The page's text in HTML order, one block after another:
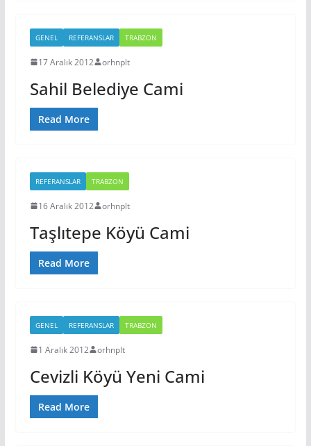
GENEL REFERANSLAR TRABZON
17 Aralık 2012 orhnplt
Sahil Belediye Cami
Read More
REFERANSLAR TRABZON
16 Aralık 2012 orhnplt
Taşlıtepe Köyü Cami
Read More
GENEL REFERANSLAR TRABZON
1 Aralık 2012 orhnplt
Cevizli Köyü Yeni Cami
Read More